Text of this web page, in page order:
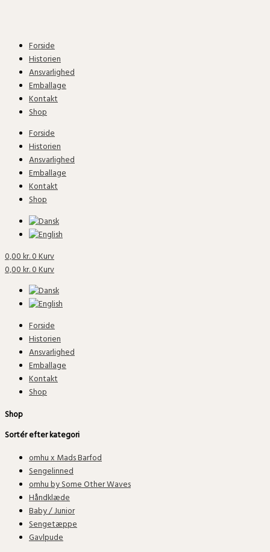
Forside
Historien
Ansvarlighed
Emballage
Kontakt
Shop
Forside
Historien
Ansvarlighed
Emballage
Kontakt
Shop
0,00kr.0Kurv
0,00kr.0Kurv
Forside
Historien
Ansvarlighed
Emballage
Kontakt
Shop
Shop
Sortér efter kategori
omhu x Mads Barfod
Sengelinned
omhu by Some Other Waves
Håndklæde
Baby / Junior
Sengetæppe
Gavlpude